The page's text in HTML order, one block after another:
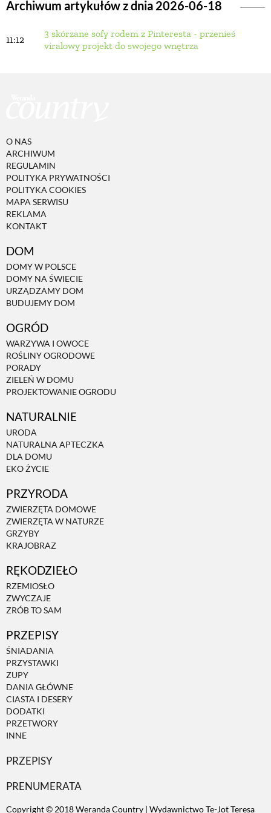
Archiwum artykułów z dnia 2026-06-18
11:12
3 skórzane sofy rodem z Pinteresta - przenieś
viralowy projekt do swojego wnętrza
O NAS
ARCHIWUM
REGULAMIN
POLITYKA PRYWATNOŚCI
POLITYKA COOKIES
MAPA SERWISU
REKLAMA
KONTAKT
DOM
DOMY W POLSCE
DOMY NA ŚWIECIE
URZĄDZAMY DOM
BUDUJEMY DOM
OGRÓD
WARZYWA I OWOCE
ROŚLINY OGRODOWE
PORADY
ZIELEŃ W DOMU
PROJEKTOWANIE OGRODU
NATURALNIE
URODA
NATURALNA APTECZKA
DLA DOMU
EKO ŻYCIE
PRZYRODA
ZWIERZĘTA DOMOWE
ZWIERZĘTA W NATURZE
GRZYBY
KRAJOBRAZ
RĘKODZIEŁO
RZEMIOSŁO
ZWYCZAJE
ZRÓB TO SAM
PRZEPISY
ŚNIADANIA
PRZYSTAWKI
ZUPY
DANIA GŁÓWNE
CIASTA I DESERY
DODATKI
PRZETWORY
INNE
PRZEPISY
PRENUMERATA
Copyright © 2018 Weranda Country | Wydawnictwo Te-Jot Teresa
BUDUJEMY DOM
PROJEKTOWANIE OGRODU
NATURALNA APTECZKA
ZWIERZĘTA W NATURZE